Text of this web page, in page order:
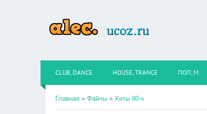
CLUB, DANCE HOUSE, TRANCE ПОП, М
Главная » Файлы » Хиты 80-х